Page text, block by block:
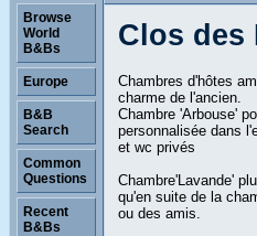
Clos des
Chambres d'hôtes
charme de l'ancien.
Chambre 'Arbouse'
personnalisée dans
et wc privés
Chambre'Lavande'
qu'en suite de la
ou des amis.
Browse
World
B&Bs
Europe
B&B
Search
Common
Questions
Recent
B&Bs